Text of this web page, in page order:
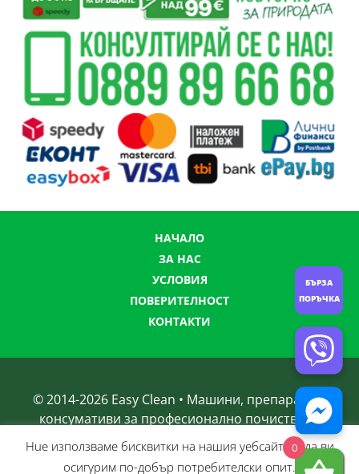
НАЧАЛО
ЗА НАС
УСЛОВИЯ
ПОВЕРИТЕЛНОСТ
КОНТАКТИ
© 2014-2026 Easy Clean • Машини, препарати и
консумативи за професионално почистване
Нue използвамe бисквитки на нашия уебсайт, за да ви
осигурим по-добър потребителски опит.
0
БЪРЗА
ПОРЪЧКА